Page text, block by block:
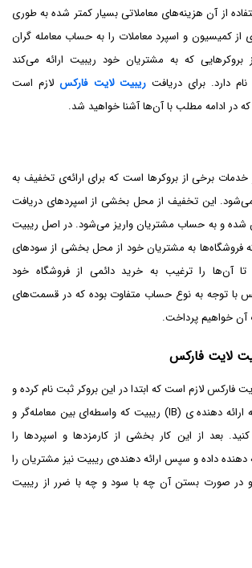
از آن هزینه‌های معاملاتی بسیار کمتر شده به طوری
از کمیسیون و اسپرد معاملات را به حساب معامله گران
بروکر‌هایی که به مشتریان خود ریبیت ارائه می‌کند
دارد. برای دریافتریبیت لایت فارکسلازم است
که در ادامه مطلب با آن‌ها آشنا خواهید شد.
خدمات برخی از بروکر‌ها است که برای ارائه‌ی تخفیف به
می‌شود. این تخفیف از محل بخشی از اسپرد‌های دریافت
شده و به حساب مشتریان واریز می‌شود. در اصل ریبیت
فروشگاه‌ها به مشتریان خود از محل بخشی از سودهای
آن‌ها را ترغیب به خرید دائمی از فروشگاه خود
با توجه به نوع حساب متفاوت بوده که در قسمت‌های
آن خواهیم پرداخت.
لایت فارکس
فارکس لازم است که ابتدا در این بروکر ثبت نام کرده و
سپس حساب خود را به ارائه دهنده ی (IB) ریبیت که واسطه‌ای بین معامله‌گر و
بعد از این کار بخشی از کارمزد‌ها و اسپردها را
دهنده داده و سپس ارائه دهنده‌ی ریبیت نیز مشتریان را
و در صورت بستن آن چه با سود و چه با ضرر از ریبیت